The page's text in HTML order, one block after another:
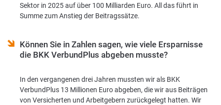
Sektor in 2025 auf über 100 Milliarden Euro. All das führt in
Summe zum Anstieg der Beitragssätze.
Können Sie in Zahlen sagen, wie viele Ersparnisse
die BKK VerbundPlus abgeben musste?
In den vergangenen drei Jahren mussten wir als BKK
VerbundPlus 13 Millionen Euro abgeben, die wir aus Beiträgen
von Versicherten und Arbeitgebern zurückgelegt hatten. Wir